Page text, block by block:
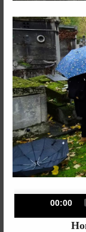
Current
00:00